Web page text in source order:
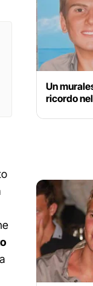
Un
ricordo